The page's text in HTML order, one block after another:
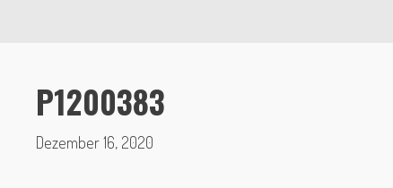
P1200383
Dezember 16, 2020